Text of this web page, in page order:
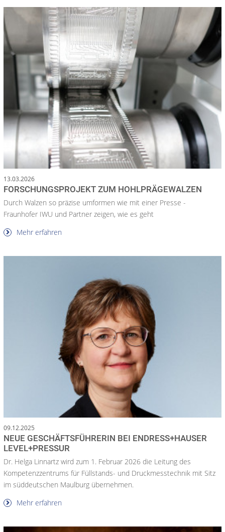
13.03.2026
FORSCHUNGSPROJEKT ZUM HOHLPRÄGEWALZEN
Durch Walzen so präzise umformen wie mit einer Presse -
Fraunhofer IWU und Partner zeigen, wie es geht
Mehr erfahren
09.12.2025
NEUE GESCHÄFTSFÜHRERIN BEI ENDRESS+HAUSER
LEVEL+PRESSUR
Dr. Helga Linnartz wird zum 1. Februar 2026 die Leitung des
Kompetenzzentrums für Füllstands- und Druckmesstechnik mit Sitz
im süddeutschen Maulburg übernehmen.
Mehr erfahren